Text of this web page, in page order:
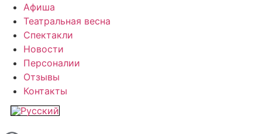
Афиша
Театральная весна
Спектакли
Новости
Персоналии
Отзывы
Контакты